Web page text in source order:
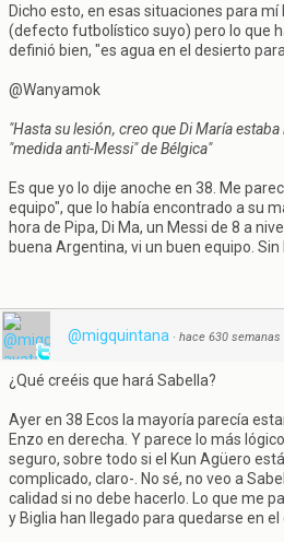
Dicho esto, en esas situaciones para
(defecto futbolístico suyo) pero lo que
definió bien, "es agua en el desierto
@Wanyamok
"Hasta su lesión, creo que Di María
"medida anti-Messi" de Bélgica"
Es que yo lo dije anoche en 38. Me
equipo", que lo había encontrado a su
hora de Pipa, Di Ma, un Messi de 8 a
buena Argentina, vi un buen equipo. Sin
@migquintana · hace 630 semanas
¿Qué creéis que hará Sabella?
Ayer en 38 Ecos la mayoría parecía
Enzo en derecha. Y parece lo más
seguro, sobre todo si el Kun Agüero
complicado, claro-. No sé, no veo a
calidad si no debe hacerlo. Lo que me
y Biglia han llegado para quedarse en el